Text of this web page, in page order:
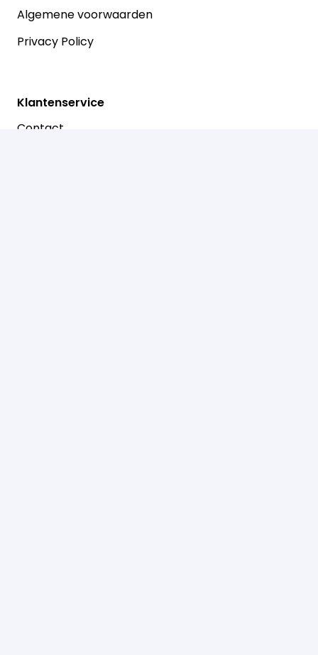
Algemene voorwaarden
Privacy Policy
Klantenservice
Contact